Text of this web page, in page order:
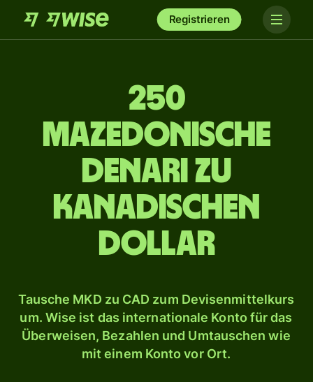
Registrieren
250
Mazedonische
Denari zu
kanadischen
Dollar
Tausche MKD zu CAD zum Devisenmittelkurs
um. Wise ist das internationale Konto für das
Überweisen, Bezahlen und Umtauschen wie
mit einem Konto vor Ort.